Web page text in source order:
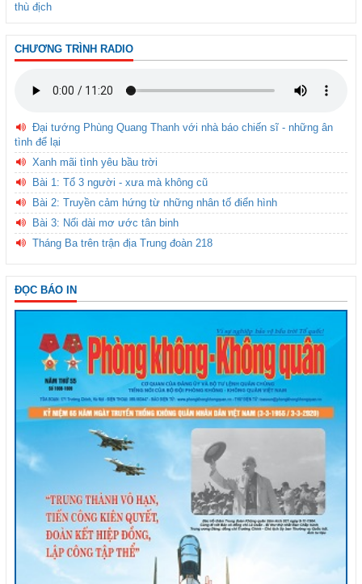
thù địch
CHƯƠNG TRÌNH RADIO
Đại tướng Phùng Quang Thanh với nhà báo chiến sĩ - những ân
tình để lại
Xanh mãi tình yêu bầu trời
Bài 1: Tổ 3 người - xưa mà không cũ
Bài 2: Truyền cảm hứng từ những nhân tố điển hình
Bài 3: Nối dài mơ ước tân binh
Tháng Ba trên trận địa Trung đoàn 218
ĐỌC BÁO IN